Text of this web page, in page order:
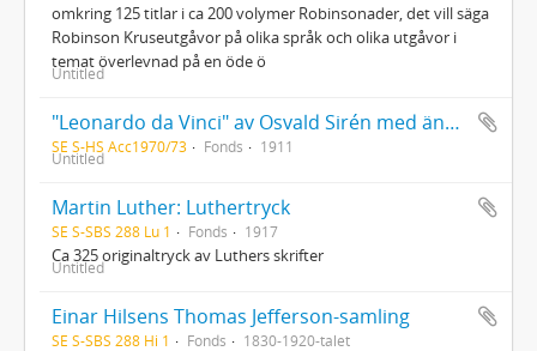
omkring 125 titlar i ca 200 volymer Robinsonader, det vill säga
Robinson Kruseutgåvor på olika språk och olika utgåvor i
temat överlevnad på en öde ö
Untitled
"Leonardo da Vinci" av Osvald Sirén med ändringar och tillägg av författaren
SE S-HS Acc1970/73 Fonds 1911
Untitled
Martin Luther: Luthertryck
SE S-SBS 288 Lu 1 Fonds 1917
Ca 325 originaltryck av Luthers skrifter
Untitled
Einar Hilsens Thomas Jefferson-samling
SE S-SBS 288 Hi 1 Fonds 1830-1920-talet